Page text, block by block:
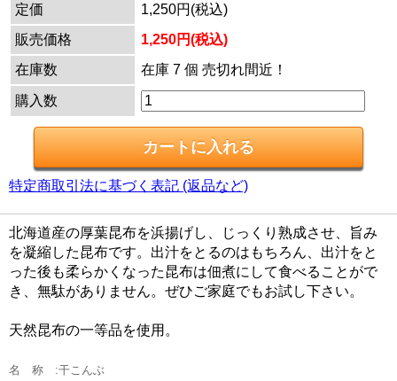
定価
1,250円(税込)
販売価格
1,250円(税込)
在庫数
在庫 7 個 売切れ間近！
購入数
特定商取引法に基づく表記 (返品など)
北海道産の厚葉昆布を浜揚げし、じっくり熟成させ、旨み
を凝縮した昆布です。出汁をとるのはもちろん、出汁をと
った後も柔らかくなった昆布は佃煮にして食べることがで
き、無駄がありません。ぜひご家庭でもお試し下さい。
天然昆布の一等品を使用。
名 称 :干こんぶ